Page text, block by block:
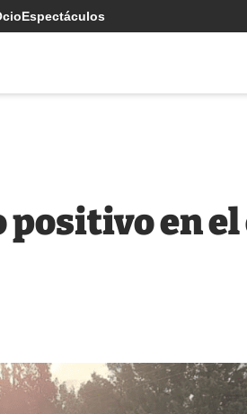
Espectáculos
positivo en